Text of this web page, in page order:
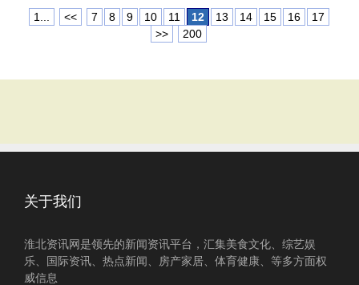
1... << 7 8 9 10 11 12 13 14 15 16
17
>>
200
关于我们
淮北资讯网是领先的新闻资讯平台，汇集美食文化、综艺娱
乐、国际资讯、热点新闻、房产家居、体育健康、等多方面权
威信息